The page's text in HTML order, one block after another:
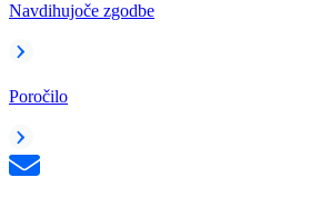
Navdihujoče zgodbe
Poročilo